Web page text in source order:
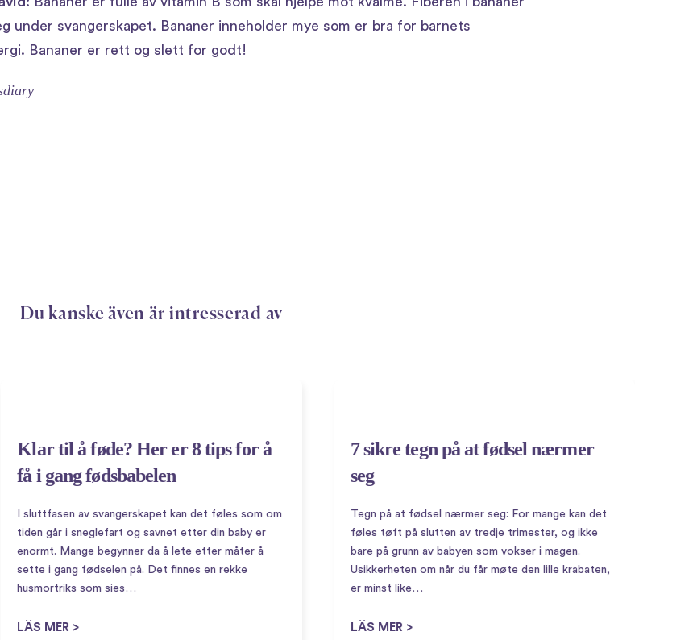
under svangerskapet. Bananer inneholder mye som er bra for barnets
Bananer er rett og slett for godt!
Du kanske även är intresserad av
Klar til å føde? Her er 8 tips for å
få i gang fødsbabelen
I sluttfasen av svangerskapet kan det føles som om
tiden går i sneglefart og savnet etter din baby er
enormt. Mange begynner da å lete etter måter å
sette i gang fødselen på. Det finnes en rekke
husmortriks som sies…
LÄS MER >
7 sikre tegn på at fødsel nærmer
seg
Tegn på at fødsel nærmer seg: For mange kan det
føles tøft på slutten av tredje trimester, og ikke
bare på grunn av babyen som vokser i magen.
Usikkerheten om når du får møte den lille krabaten,
er minst like…
LÄS MER >